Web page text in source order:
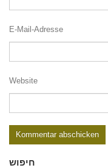
E-Mail-Adresse
Website
חיפוש